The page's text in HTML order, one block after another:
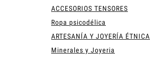
ACCESORIOS TENSORES
Ropa psicodélica
ARTESANÍA Y JOYERÍA ÉTNICA
Minerales y Joyeria